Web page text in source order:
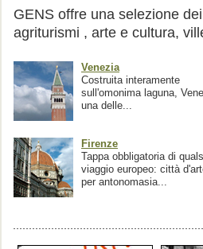
GENS offre una selezione
agriturismi , arte e cultura,
Venezia
Costruita interamente
sull'omonima laguna,
una delle...
Firenze
Tappa obbligatoria di
viaggio europeo: città
per antonomasia...